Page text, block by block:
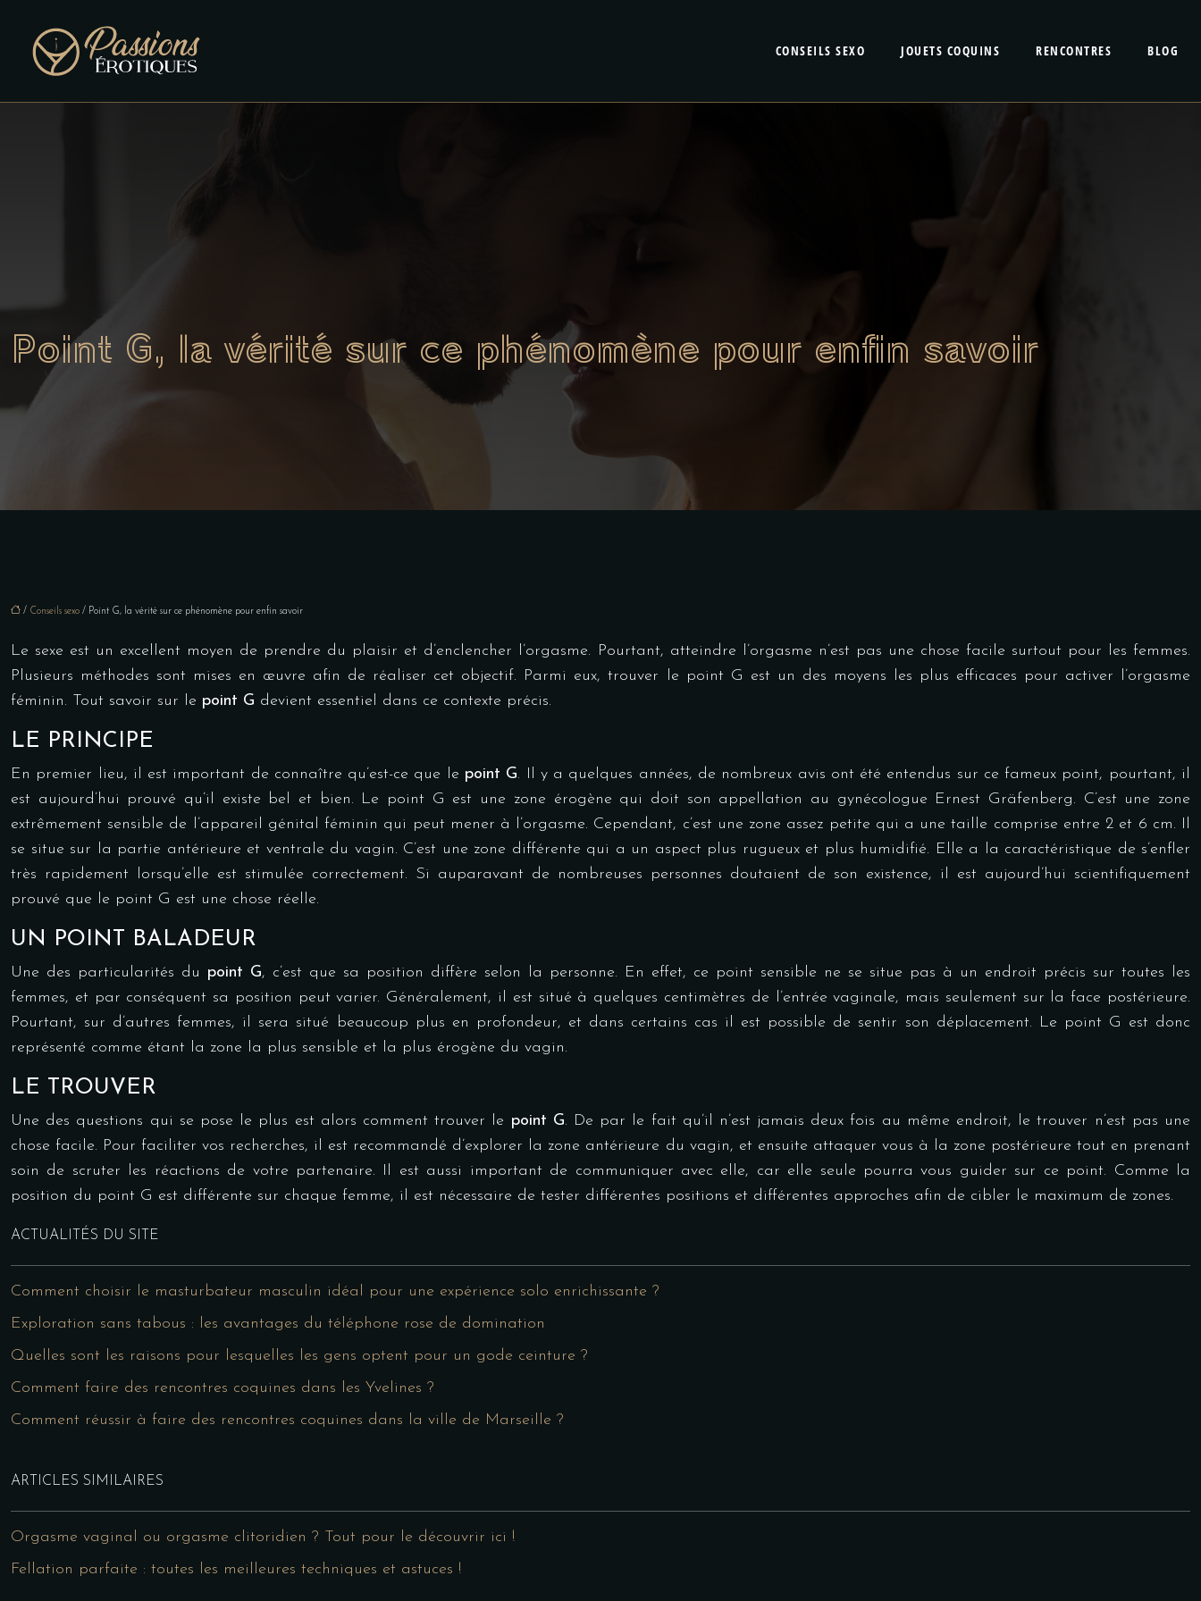
CONSEILS SEXO JOUETS COQUINS RENCONTRES BLOG
Point G, la vérité sur ce phénomène pour enfin savoir
/ Conseils sexo / Point G, la vérité sur ce phénomène pour enfin savoir
Le sexe est un excellent moyen de prendre du plaisir et d’enclencher l’orgasme. Pourtant, atteindre l’orgasme n’est pas une chose facile surtout pour les femmes.
Plusieurs méthodes sont mises en œuvre afin de réaliser cet objectif. Parmi eux, trouver le point G est un des moyens les plus efficaces pour activer l’orgasme
féminin. Tout savoir sur le point G devient essentiel dans ce contexte précis.
LE PRINCIPE
En premier lieu, il est important de connaître qu’est-ce que le point G. Il y a quelques années, de nombreux avis ont été entendus sur ce fameux point, pourtant, il
est aujourd’hui prouvé qu’il existe bel et bien. Le point G est une zone érogène qui doit son appellation au gynécologue Ernest Gräfenberg. C’est une zone
extrêmement sensible de l’appareil génital féminin qui peut mener à l’orgasme. Cependant, c’est une zone assez petite qui a une taille comprise entre 2 et 6 cm. Il
se situe sur la partie antérieure et ventrale du vagin. C’est une zone différente qui a un aspect plus rugueux et plus humidifié. Elle a la caractéristique de s’enfler
très rapidement lorsqu’elle est stimulée correctement. Si auparavant de nombreuses personnes doutaient de son existence, il est aujourd’hui scientifiquement
prouvé que le point G est une chose réelle.
UN POINT BALADEUR
Une des particularités du point G, c’est que sa position diffère selon la personne. En effet, ce point sensible ne se situe pas à un endroit précis sur toutes les
femmes, et par conséquent sa position peut varier. Généralement, il est situé à quelques centimètres de l’entrée vaginale, mais seulement sur la face postérieure.
Pourtant, sur d’autres femmes, il sera situé beaucoup plus en profondeur, et dans certains cas il est possible de sentir son déplacement. Le point G est donc
représenté comme étant la zone la plus sensible et la plus érogène du vagin.
LE TROUVER
Une des questions qui se pose le plus est alors comment trouver le point G. De par le fait qu’il n’est jamais deux fois au même endroit, le trouver n’est pas une
chose facile. Pour faciliter vos recherches, il est recommandé d’explorer la zone antérieure du vagin, et ensuite attaquer vous à la zone postérieure tout en prenant
soin de scruter les réactions de votre partenaire. Il est aussi important de communiquer avec elle, car elle seule pourra vous guider sur ce point. Comme la
position du point G est différente sur chaque femme, il est nécessaire de tester différentes positions et différentes approches afin de cibler le maximum de zones.
ACTUALITÉS DU SITE
Comment choisir le masturbateur masculin idéal pour une expérience solo enrichissante ?
Exploration sans tabous : les avantages du téléphone rose de domination
Quelles sont les raisons pour lesquelles les gens optent pour un gode ceinture ?
Comment faire des rencontres coquines dans les Yvelines ?
Comment réussir à faire des rencontres coquines dans la ville de Marseille ?
ARTICLES SIMILAIRES
Orgasme vaginal ou orgasme clitoridien ? Tout pour le découvrir ici !
Fellation parfaite : toutes les meilleures techniques et astuces !